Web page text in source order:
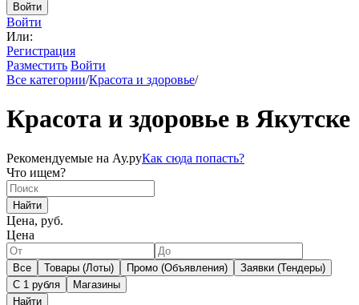
Войти
Войти
Или:
Регистрация
Разместить Войти
Все категории/Красота и здоровье/
Красота и здоровье в Якутске
Рекомендуемые на Ау.руКак сюда попасть?
Что ищем?
Найти
Цена, руб.
Цена
Все Товары (Лоты) Промо (Объявления)
Заявки (Тендеры)
С 1 рубля
Магазины